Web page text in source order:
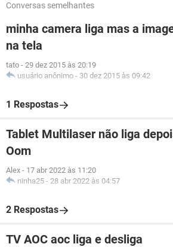
Conversas semelhantes
minha camera liga mas a
na tela
tato - 29 dez 2015 às 20:19
usuário anônimo - 30 dez 2015 às 09:42
1 Respostas
Tablet Multilaser não liga
Oom
Alex - 17 abr 2022 às 11:20
ninha25 - 28 abr 2022 às 04:57
2 Respostas
TV AOC aoc liga e desliga